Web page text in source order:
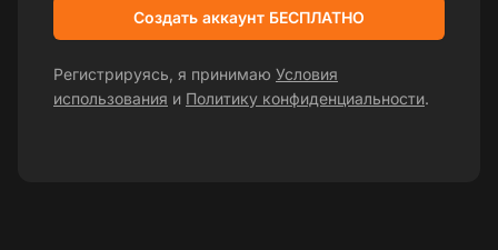
Создать аккаунт БЕСПЛАТНО
Регистрируясь, я принимаю Условия
использования и Политику конфиденциальности.